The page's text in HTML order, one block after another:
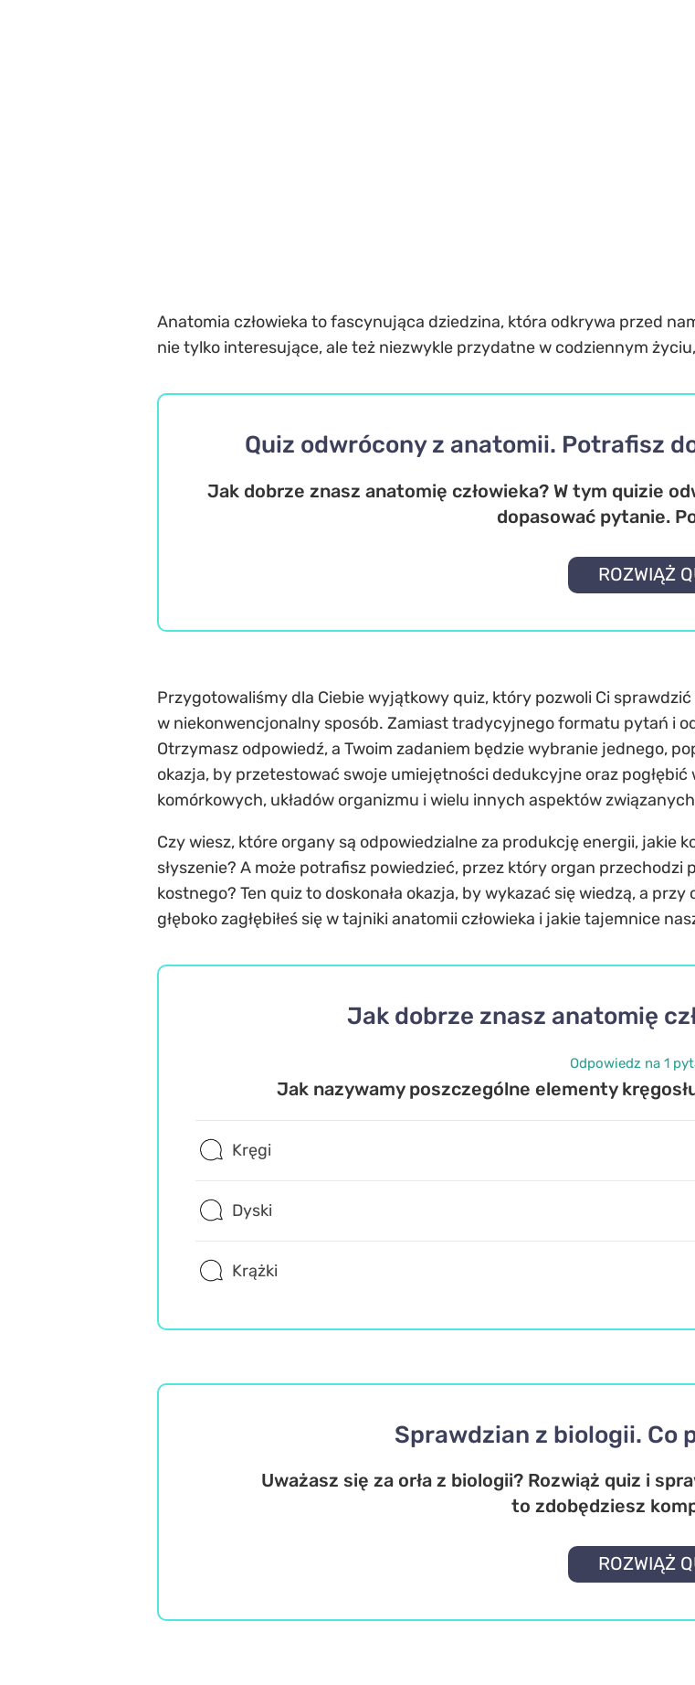
Anatomia człowieka to fascynująca dziedzina, która odkrywa przed
nie tylko interesujące, ale też niezwykle przydatne w codziennym
Quiz odwrócony z anatomii. Potrafisz
Jak dobrze znasz anatomię człowieka? W tym quizie
dopasować pytanie.
ROZWIĄŻ
Przygotowaliśmy dla Ciebie wyjątkowy quiz, który pozwoli Ci
w niekonwencjonalny sposób. Zamiast tradycyjnego formatu pytań i
Otrzymasz odpowiedź, a Twoim zadaniem będzie wybranie jednego,
okazja, by przetestować swoje umiejętności dedukcyjne oraz
komórkowych, układów organizmu i wielu innych aspektów
Czy wiesz, które organy są odpowiedzialne za produkcję energii,
słyszenie? A może potrafisz powiedzieć, przez który organ przechodzi
kostnego? Ten quiz to doskonała okazja, by wykazać się wiedzą, a
głęboko zagłębiłeś się w tajniki anatomii człowieka i jakie tajemnice
Jak dobrze znasz anatomię
Odpowiedz na 1
Jak nazywamy poszczególne elementy
Kręgi
Dyski
Krążki
Sprawdzian z biologii. Co
Uważasz się za orła z biologii? Rozwiąż quiz i
to zdobędziesz
ROZWIĄŻ